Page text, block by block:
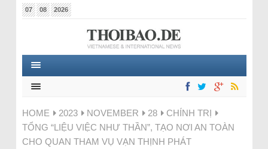
07 08 2026
HOME 2023 NOVEMBER 28
CHÍNH TRỊ
TỔNG “LIỆU VIỆC NHƯ THẦN”, TẠO NƠI AN TOÀN
CHO QUAN THAM VỤ VẠN THỊNH PHÁT